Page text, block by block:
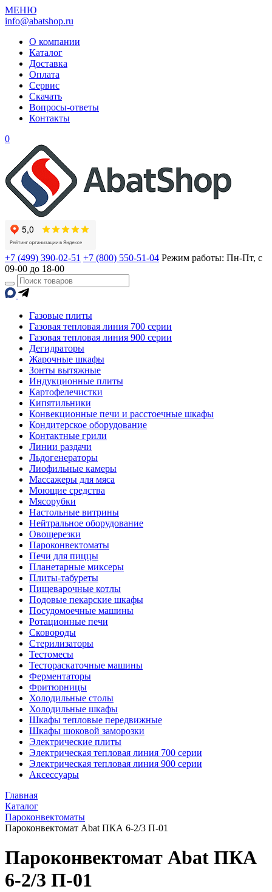
МЕНЮ
info@abatshop.ru
О компании
Каталог
Доставка
Оплата
Сервис
Скачать
Вопросы-ответы
Контакты
0
+7 (499) 390-02-51 +7 (800) 550-51-04 Режим работы: Пн-Пт, с
09-00 до 18-00
Газовые плиты
Газовая тепловая линия 700 серии
Газовая тепловая линия 900 серии
Дегидраторы
Жарочные шкафы
Зонты вытяжные
Индукционные плиты
Картофелечистки
Кипятильники
Конвекционные печи и расстоечные шкафы
Кондитерское оборудование
Контактные грили
Линии раздачи
Льдогенераторы
Лиофильные камеры
Массажеры для мяса
Моющие средства
Мясорубки
Настольные витрины
Нейтральное оборудование
Овощерезки
Пароконвектоматы
Печи для пиццы
Планетарные миксеры
Плиты-табуреты
Пищеварочные котлы
Подовые пекарские шкафы
Посудомоечные машины
Ротационные печи
Сковороды
Стерилизаторы
Тестомесы
Тестораскаточные машины
Ферментаторы
Фритюрницы
Холодильные столы
Холодильные шкафы
Шкафы тепловые передвижные
Шкафы шоковой заморозки
Электрические плиты
Электрическая тепловая линия 700 серии
Электрическая тепловая линия 900 серии
Аксессуары
Главная
Каталог
Пароконвектоматы
Пароконвектомат Abat ПКА 6-2/3 П-01
Пароконвектомат Abat ПКА
6-2/3 П-01